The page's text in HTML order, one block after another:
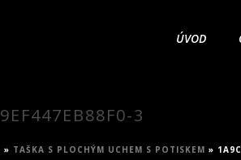
ÚVOD
3
» TAŠKA S PLOCHÝM UCHEM S POTISKEM »